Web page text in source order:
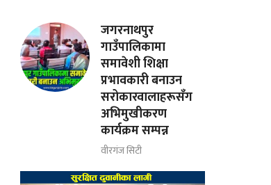
जगरनाथपुर
गाउँपालिकामा
समावेशी शिक्षा
प्रभावकारी बनाउन
सरोकारवालाहरूसँग
अभिमुखीकरण
कार्यक्रम सम्पन्न
वीरगंज सिटी